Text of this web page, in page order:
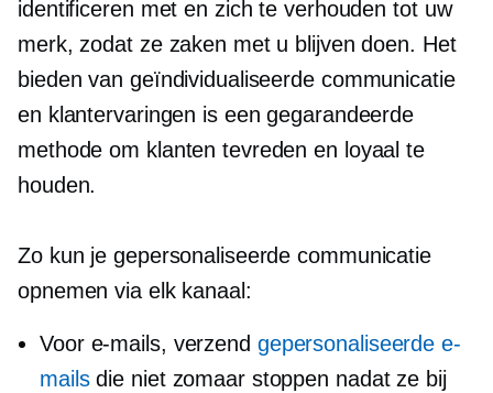
identificeren met en zich te verhouden tot uw
merk, zodat ze zaken met u blijven doen. Het
bieden van geïndividualiseerde communicatie
en klantervaringen is een gegarandeerde
methode om klanten tevreden en loyaal te
houden.
Zo kun je gepersonaliseerde communicatie
opnemen via elk kanaal:
Voor e-mails, verzend gepersonaliseerde e-
mailsdie niet zomaar stoppen nadat ze bij